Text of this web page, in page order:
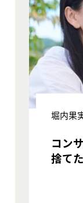
堀内果
コン
捨て